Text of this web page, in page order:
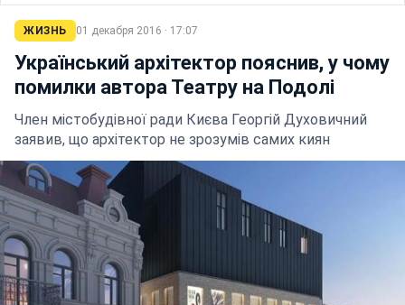
ЖИЗНЬ 01 декабря 2016 · 17:07
Український архітектор пояснив, у чому
помилки автора Театру на Подолі
Член містобудівної ради Києва Георгій Духовичний
заявив, що архітектор не зрозумів самих киян